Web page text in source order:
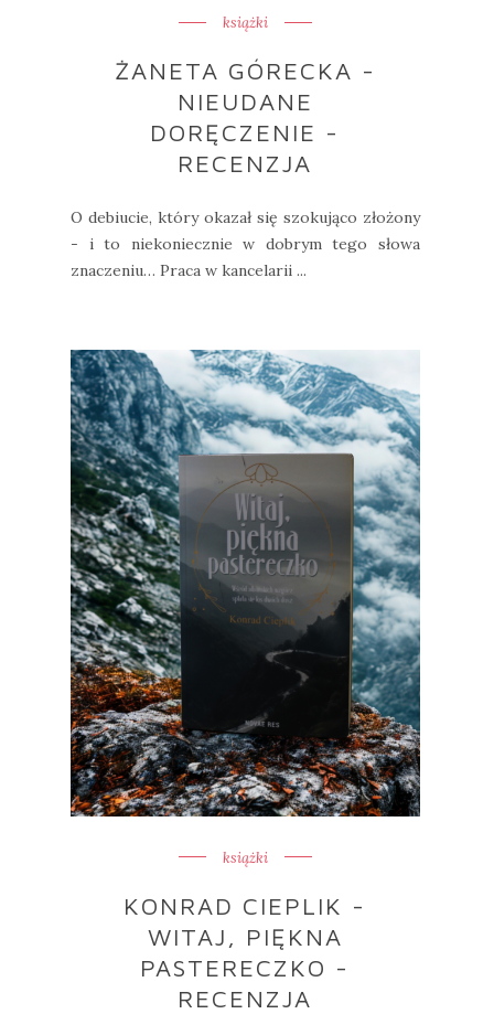
książki
ŻANETA GÓRECKA -
NIEUDANE
DORĘCZENIE -
RECENZJA
O debiucie, który okazał się szokująco złożony
- i to niekoniecznie w dobrym tego słowa
znaczeniu… Praca w kancelarii ...
książki
KONRAD CIEPLIK -
WITAJ, PIĘKNA
PASTERECZKO -
RECENZJA